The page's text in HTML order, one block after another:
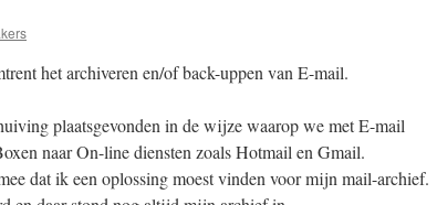
het archiveren en/of back-uppen van E-mail.
plaatsgevonden in de wijze waarop we met E-mail
naar On-line diensten zoals Hotmail en Gmail.
dat ik een oplossing moest vinden voor mijn mail-archief.